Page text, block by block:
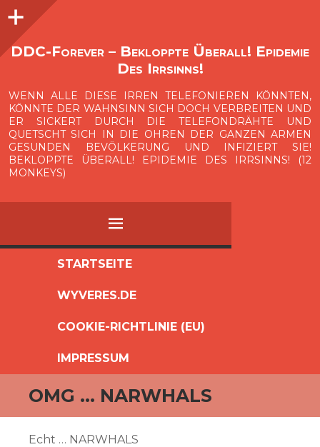
O
p
e
n
i
d
e
b
a
DDC-Forever – Bekloppte Überall! Epidemie
Des Irrsinns!
WENN ALLE DIESE IRREN TELEFONIEREN KÖNNTEN,
KÖNNTE DER WAHNSINN SICH DOCH VERBREITEN UND
ER SICKERT DURCH DIE TELEFONDRÄHTE UND
QUETSCHT SICH IN DIE OHREN DER GANZEN ARMEN
GESUNDEN BEVÖLKERUNG UND INFIZIERT SIE!
BEKLOPPTE ÜBERALL! EPIDEMIE DES IRRSINNS! (12
MONKEYS)
MENÜ
SPRINGEN
STARTSEITE
WYVERES.DE
COOKIE-RICHTLINIE (EU)
IMPRESSUM
Seitenleiste
OMG … NARWHALS
Echt … NARWHALS